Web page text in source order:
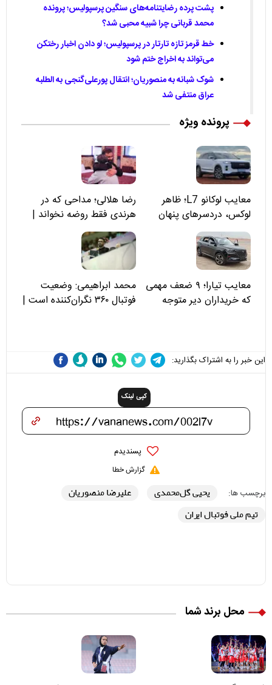
پشت پرده رضایتنامه‌های سنگین پرسپولیس؛ پرونده
محمد قربانی چرا شبیه محبی شد؟
خط قرمز تازه تارتار در پرسپولیس؛ لو دادن اخبار رختکن
می‌تواند به اخراج ختم شود
شوک شبانه به منصوریان؛ انتقال پورعلی‌گنجی به الطلبه
عراق منتفی شد
پرونده ویژه
معایب لوکانو L7؛ ظاهر
لوکس، دردسرهای پنهان
رضا هلالی؛ مداحی که در
هرندی فقط روضه نخواند |
مسئولان «تکیه‌گاه آقا مرتضی
علی(ع)» را جدی‌تر ببینند
معایب تیارا؛ ۹ ضعف مهمی
که خریداران دیر متوجه
محمد ابراهیمی: وضعیت
فوتبال ۳۶۰ نگران‌کننده است |
این خبر را به اشتراک بگذارید:
کپی لینک
پسندیدم
گزارش خطا
برچسب ها: یحیی گل‌محمدی
علیرضا منصوریان
تیم ملی فوتبال ایران
محل برند شما